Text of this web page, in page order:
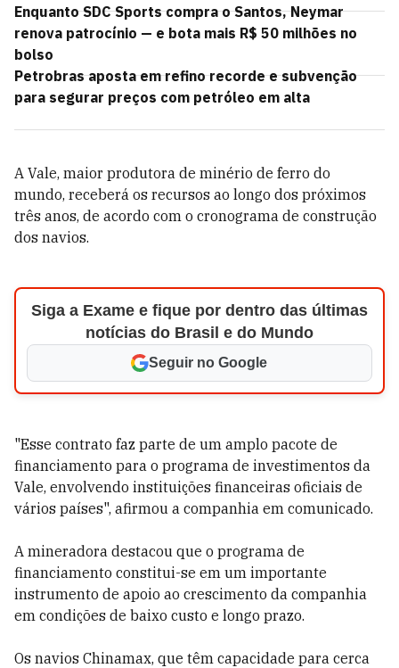
Enquanto SDC Sports compra o Santos, Neymar
renova patrocínio — e bota mais R$ 50 milhões no
bolso
Petrobras aposta em refino recorde e subvenção
para segurar preços com petróleo em alta
A Vale, maior produtora de minério de ferro do
mundo, receberá os recursos ao longo dos próximos
três anos, de acordo com o cronograma de construção
dos navios.
Siga a Exame e fique por dentro das últimas
notícias do Brasil e do Mundo
Seguir no Google
"Esse contrato faz parte de um amplo pacote de
financiamento para o programa de investimentos da
Vale, envolvendo instituições financeiras oficiais de
vários países", afirmou a companhia em comunicado.
A mineradora destacou que o programa de
financiamento constitui-se em um importante
instrumento de apoio ao crescimento da companhia
em condições de baixo custo e longo prazo.
Os navios Chinamax, que têm capacidade para cerca